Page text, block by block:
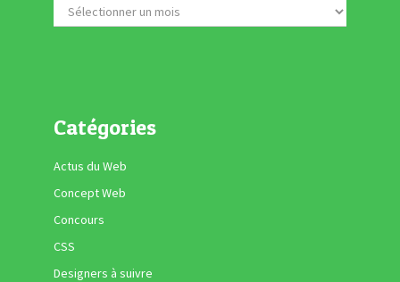
Catégories
Actus du Web
Concept Web
Concours
CSS
Designers à suivre